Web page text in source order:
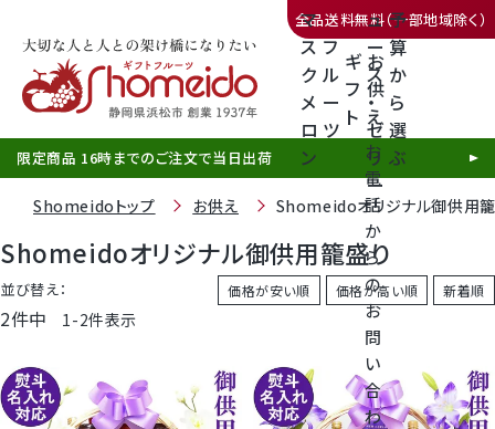
全品送料無料（一部地域除く）
マ
ス
ク
メ
ロ
ン
フ
ル
ー
ツ
ギ
フ
ト
お
供
え
ュ
ー
ス
・
ゼ
リ
ー
予
算
か
ら
選
ぶ
お
電
話
か
ら
の
お
問
い
合
わ
静岡産クラウンメロン
クラウンメロンゼリー
限定商品 16時までのご注文で当日出荷
Shomeidoトップ お供え Shomeidoオリジナル御供用
Shomeidoオリジナル御供用籠盛り
並び替え 価格が安い順 価格が高い順 新着順
2件中 1 -2件表示